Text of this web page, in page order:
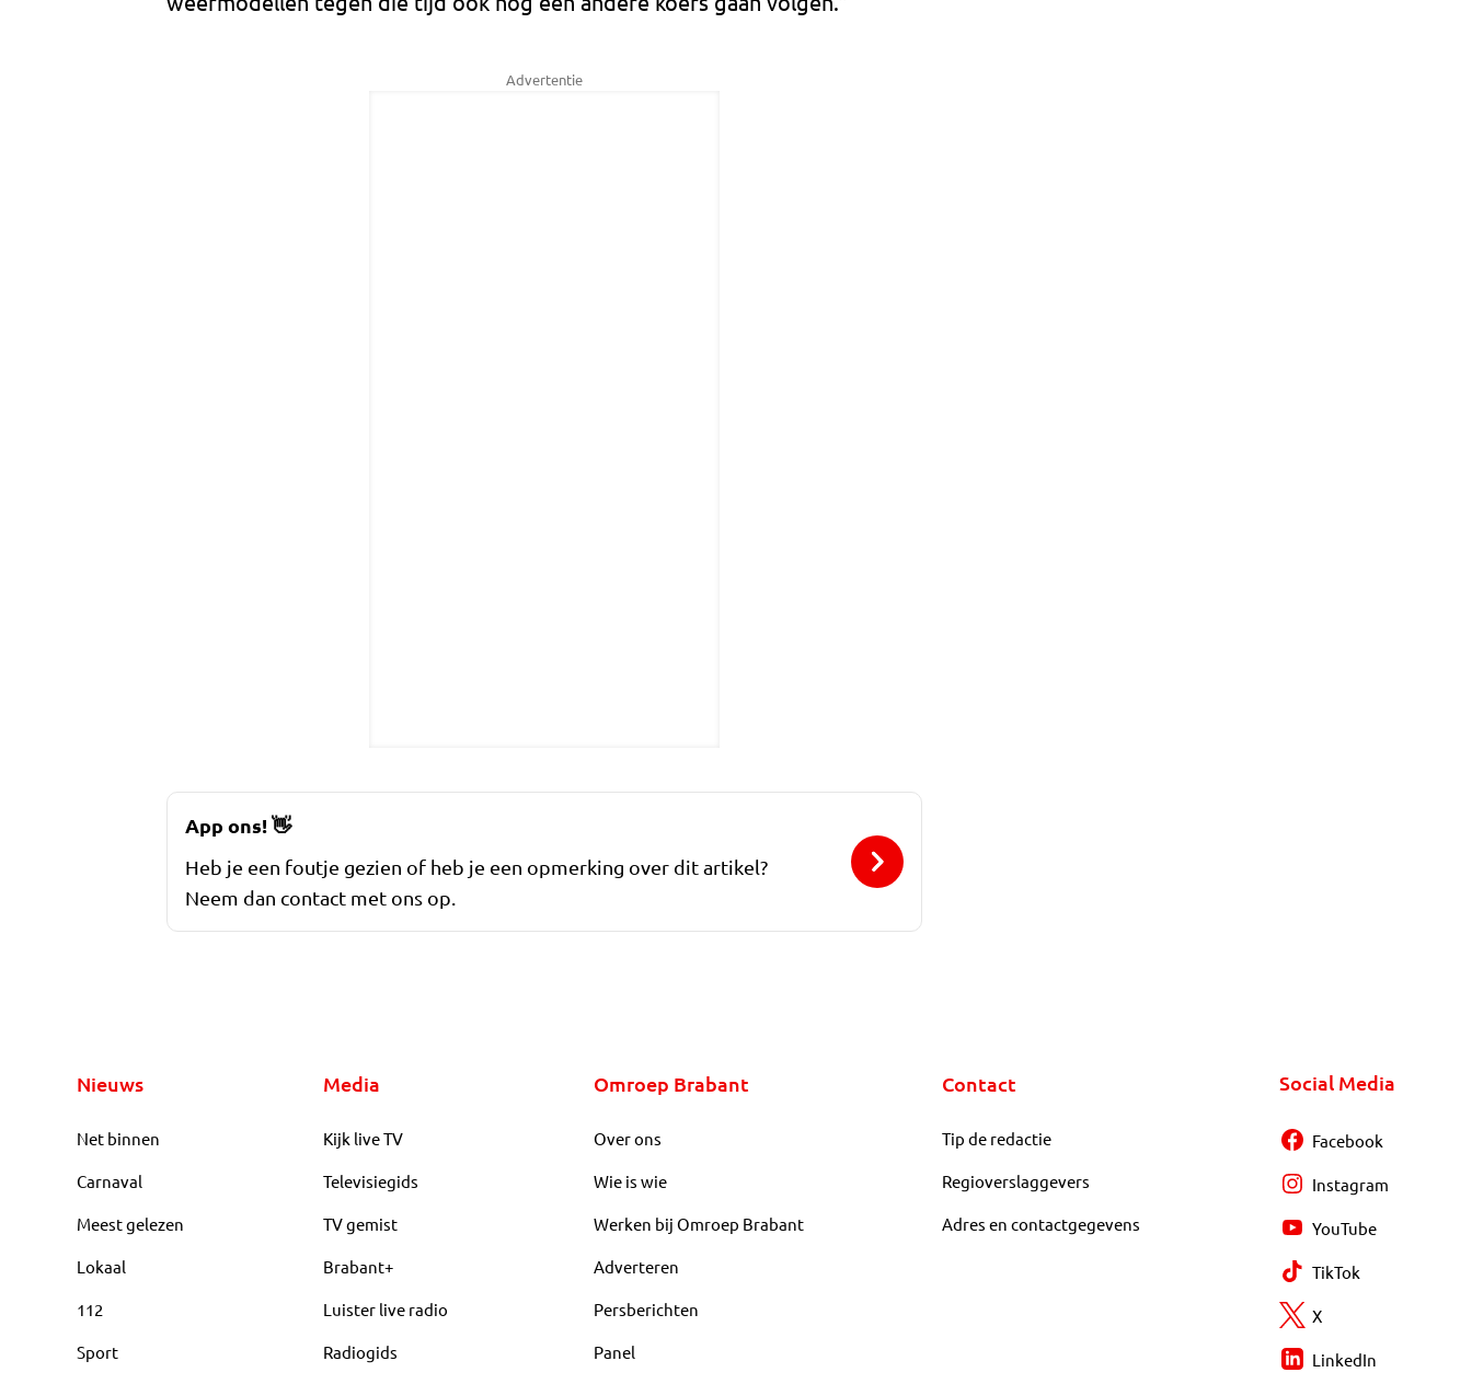
Advertentie
App ons!👋
Heb je een foutje gezien of heb je een opmerking over dit artikel?
Neem dan contact met ons op.
Nieuws
Net binnen
Carnaval
Meest gelezen
Lokaal
112
Sport
Media
Kijk live TV
Televisiegids
TV gemist
Brabant+
Luister live radio
Radiogids
Omroep Brabant
Over ons
Wie is wie
Werken bij Omroep Brabant
Adverteren
Persberichten
Panel
Contact
Tip de redactie
Regioverslaggevers
Adres en contactgegevens
Social Media
Facebook
Instagram
YouTube
TikTok
X
LinkedIn